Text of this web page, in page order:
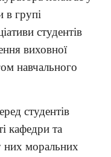
в групі
студентів
виховної
навчального
студентів
кафедри та
них моральних